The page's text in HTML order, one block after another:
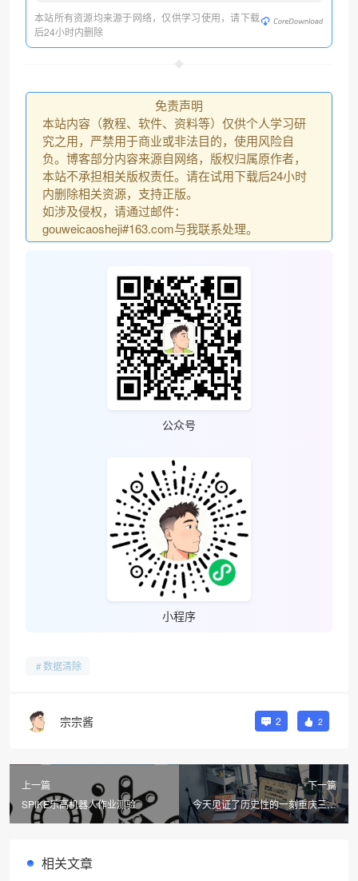
本站所有资源均来源于网络，仅供学习使用，请下载
后24小时内删除
免责声明
本站内容（教程、软件、资料等）仅供个人学习研
究之用，严禁用于商业或非法目的，使用风险自
负。博客部分内容来源自网络，版权归属原作者，
本站不承担相关版权责任。请在试用下载后24小时
内删除相关资源，支持正版。
如涉及侵权，请通过邮件：
gouweicaosheji#163.com与我联系处理。
公众号
小程序
数据清除
宗宗酱 2 2
上一篇
SPIKE乐高机器人作业测验
下一篇
今天见证了历史性的一刻重庆三区
合并
相关文章